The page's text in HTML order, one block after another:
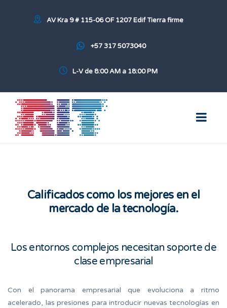
AV Kra 9 # 115-06 OF 1207 Edif Tierra firme
+57 317 5073040
L-V de 8:00 AM a 18:00 PM
Calificados como los mejores en el
mercado de la tecnología.
Los entornos complejos necesitan soporte de
clase empresarial
Con el panorama empresarial que evoluciona a ritmo
acelerado, las presiones para introducir nuevas tecnologías en